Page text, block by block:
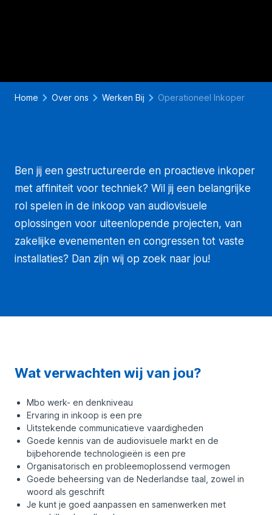
Home Over ons Werken Bij Operationeel Inkoper
Ben jij een gestructureerde en proactieve inkoper
met affiniteit voor techniek? Wil jij een belangrijke
rol spelen in de inkoop van audiovisuele
oplossingen voor uiteenlopende projecten, van
zakelijke evenementen en congressen tot vaste
installaties? Dan zijn wij op zoek naar jou!
Wat verwachten wij van jou?
Mbo werk- en denkniveau
Ervaring in inkoop is een pre
Uitstekende communicatieve vaardigheden
Goede kennis van de audiovisuele markt en de
bijbehorende technologieën is een pre
Organisatorisch en probleemoplossend vermogen
Goede beheersing van de Nederlandse taal, zowel in
woord als geschrift
Je kunt je goed aanpassen en samenwerken met